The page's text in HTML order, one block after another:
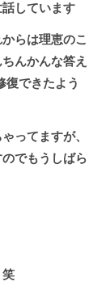
しています
らは理恵のこ
んかんな答え
復できたよう
ってますが、
でもうしばら
笑